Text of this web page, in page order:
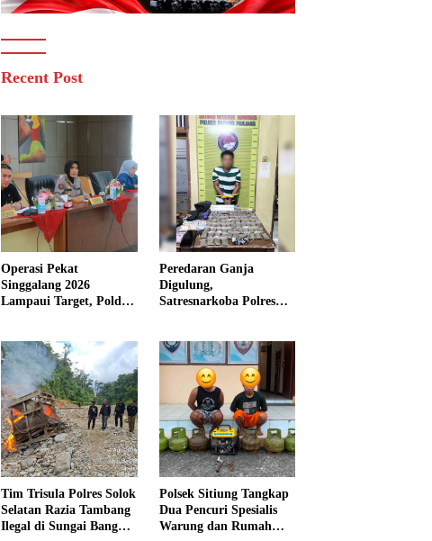
Recent Post
Operasi Pekat
Singgalang 2026
Lampaui Target, Polda
Kriminal
Peredaran Ganja
Digulung,
Satresnarkoba Polres
Siap Edar di Tanah
Datar
Tim Trisula Polres Solok
Selatan Razia Tambang
Ilegal di Sungai Bangko,
Polsek Sitiung Tangkap
Dua Pencuri Spesialis
Warung dan Rumah